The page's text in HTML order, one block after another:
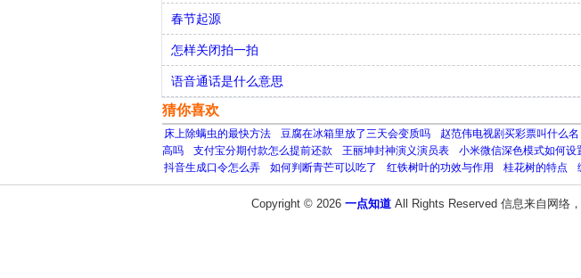
春节起源
怎样关闭拍一拍
语音通话是什么意思
猜你喜欢
床上除螨虫的最快方法 豆腐在冰箱里放了三天会变质吗 赵范伟电视剧买彩票叫什么名
高吗
支付宝分期付款怎么提前还款 王丽坤封神演义演员表 小米微信深色模式如何设
抖音生成口令怎么弄
如何判断青芒可以吃了 红铁树叶的功效与作用 桂花树的特点
Copyright © 2026 一点知道 All Rights Reserved 信息来自网络